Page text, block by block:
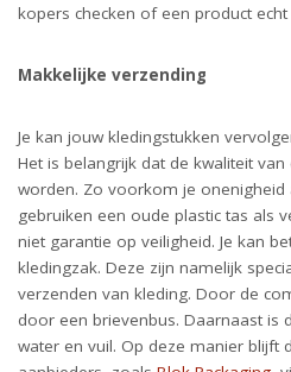
kopers checken of een product
Makkelijke verzending
Je kan jouw kledingstukken
Het is belangrijk dat de kwaliteit
worden. Zo voorkom je onenigheid
gebruiken een oude plastic tas als
niet garantie op veiligheid. Je kan
kledingzak. Deze zijn namelijk
verzenden van kleding. Door de
door een brievenbus. Daarnaast is
water en vuil. Op deze manier blijft